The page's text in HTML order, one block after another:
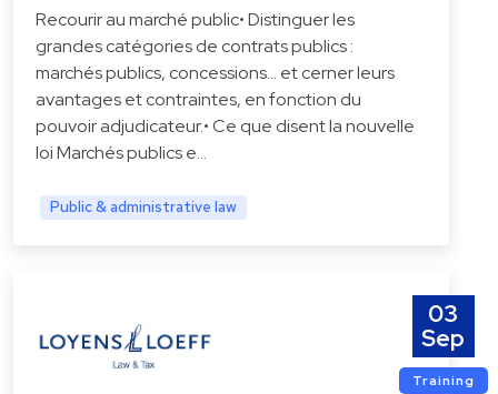
Recourir au marché public• Distinguer les
grandes catégories de contrats publics :
marchés publics, concessions… et cerner leurs
avantages et contraintes, en fonction du
pouvoir adjudicateur.• Ce que disent la nouvelle
loi Marchés publics e…
Public & administrative law
03
Sep
Training